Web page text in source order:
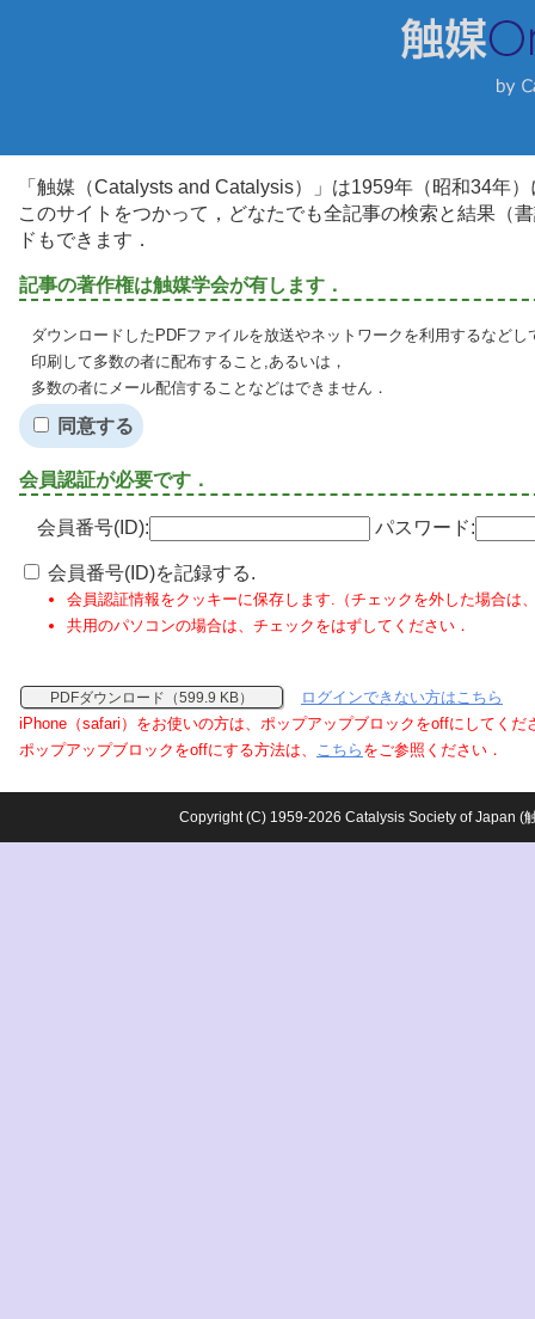
「触媒（Catalysts and Catalysis）」は1959年（昭和34年
このサイトをつかって，どなたでも全記事の検索と結果（
ドもできます．
記事の著作権は触媒学会が有します．
ダウンロードしたPDFファイルを放送やネットワークを利用するなど
印刷して多数の者に配布すること,あるいは，
多数の者にメール配信することなどはできません．
同意する
会員認証が必要です．
会員番号(ID): パスワード:
会員番号(ID)を記録する.
会員認証情報をクッキーに保存します.（チェックを外した場合は
共用のパソコンの場合は、チェックをはずしてください．
PDFダウンロード（599.9 KB）
ログインできない方はこちら
iPhone（safari）をお使いの方は、ポップアップブロックをoffにしてくだ
ポップアップブロックをoffにする方法は、 こちら をご参照ください．
Copyright (C) 1959-2026 Catalysis Society of Japan (